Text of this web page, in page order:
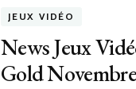
JEUX VIDÉO
News Jeux
Gold